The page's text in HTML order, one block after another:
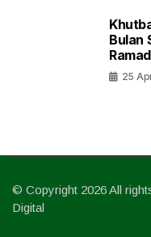
Bulan
25
© Copyright 2026 All
Digital